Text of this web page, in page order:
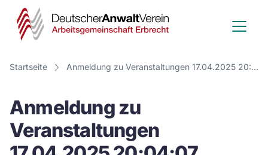
Deutscher
Anwalt
Verein
Startseite Anmeldung zu Veranstaltungen 17.04.2025 20:04:07
Anmeldung zu
Veranstaltungen